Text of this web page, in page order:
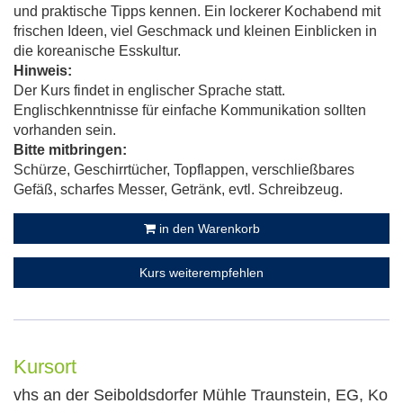
und praktische Tipps kennen. Ein lockerer Kochabend mit
frischen Ideen, viel Geschmack und kleinen Einblicken in
die koreanische Esskultur.
Hinweis:
Der Kurs findet in englischer Sprache statt.
Englischkenntnisse für einfache Kommunikation sollten
vorhanden sein.
Bitte mitbringen:
Schürze, Geschirrtücher, Topflappen, verschließbares
Gefäß, scharfes Messer, Getränk, evtl. Schreibzeug.
in den Warenkorb
Kurs weiterempfehlen
Kursort
vhs an der Seiboldsdorfer Mühle Traunstein, EG, Ko